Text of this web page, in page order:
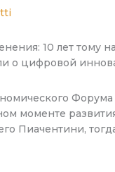
10 лет
о цифровой
моменте
Пиачентини,